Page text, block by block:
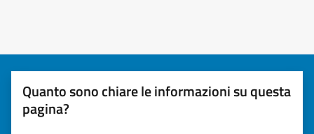
Quanto sono chiare le informazioni su questa
pagina?